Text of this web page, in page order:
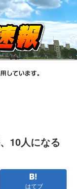
10人になる
はてブ